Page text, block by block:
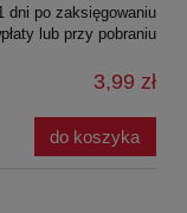
dni po zaksięgowaniu
lub przy pobraniu
3,99 zł
do koszyka